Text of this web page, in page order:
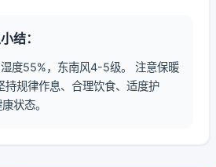
结：
度55%，东南风4-5级。 注意保暖
持规律作息、合理饮食、适度护
状态。